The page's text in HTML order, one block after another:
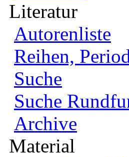
Literatur
Autorenliste
Reihen,
Suche
Suche
Archive
Material